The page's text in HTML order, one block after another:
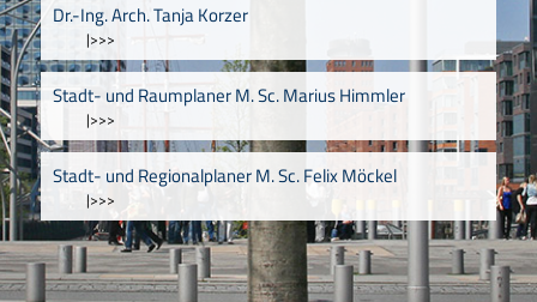
Dr.-Ing. Arch. Tanja Korzer
|>>>
Stadt- und Raumplaner M. Sc. Marius Himmler
|>>>
Stadt- und Regionalplaner M. Sc. Felix Möckel
|>>>